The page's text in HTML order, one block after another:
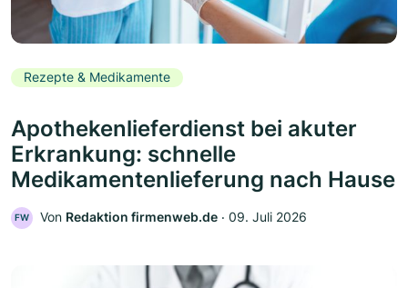
Rezepte & Medikamente
Apothekenlieferdienst bei akuter
Erkrankung: schnelle
Medikamentenlieferung nach Hause
FW Von Redaktion firmenweb.de ‧ 09. Juli 2026